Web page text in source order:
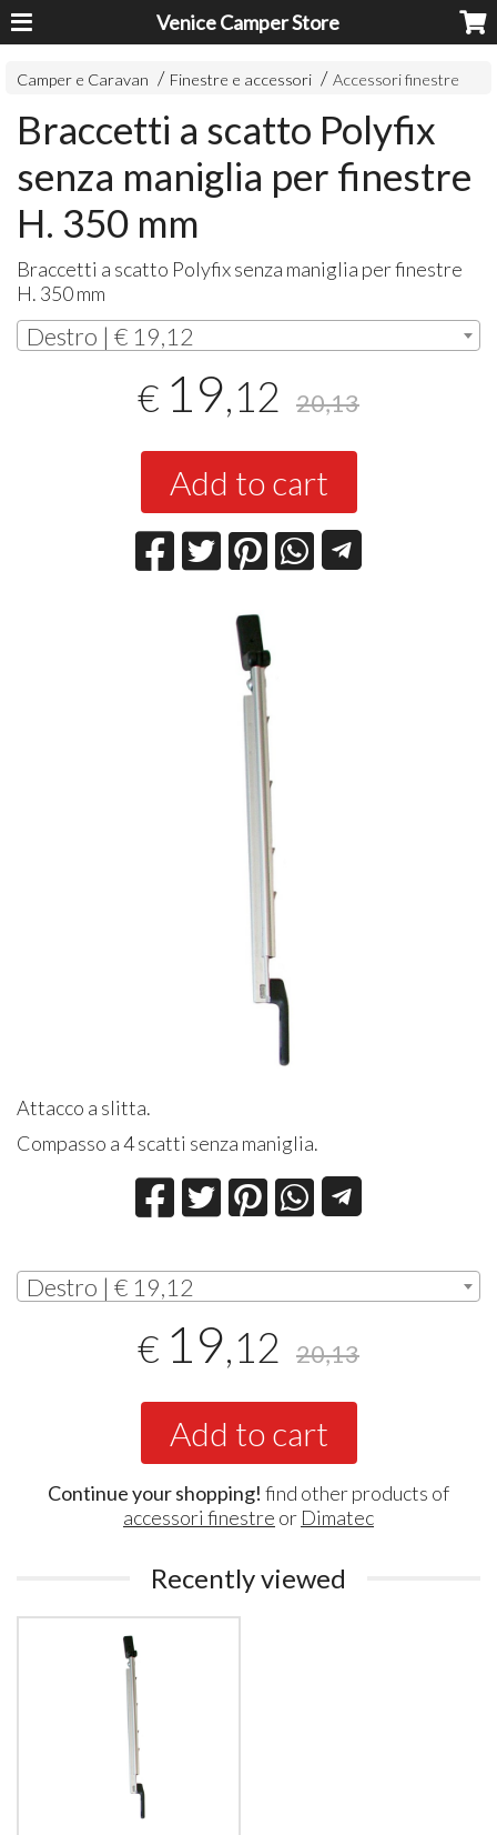
Venice Camper Store
Camper e Caravan Finestre e accessori Accessori finestre
Braccetti a scatto Polyfix
senza maniglia per finestre
H. 350 mm
Braccetti a scatto Polyfix senza maniglia per finestre
H. 350 mm
Destro | € 19,12
€ 19,12 20,13
Add to cart
Attacco a slitta.
Compasso a 4 scatti senza maniglia.
Destro | € 19,12
€ 19,12 20,13
Add to cart
Continue your shopping! find other products of
accessori finestre or Dimatec
Recently viewed